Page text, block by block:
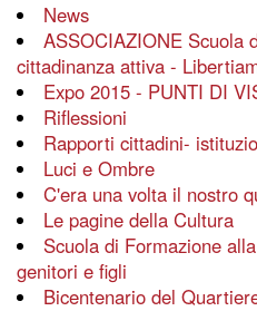
News
ASSOCIAZIONE Scuola
cittadinanza attiva -
Expo 2015 - PUNTI DI
Riflessioni
Rapporti cittadini-
Luci e Ombre
C'era una volta il nostro
Le pagine della Cultura
Scuola di Formazione
genitori e figli
Bicentenario del